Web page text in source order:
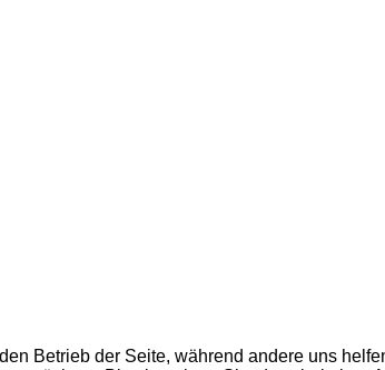
Betrieb der Seite, während andere uns